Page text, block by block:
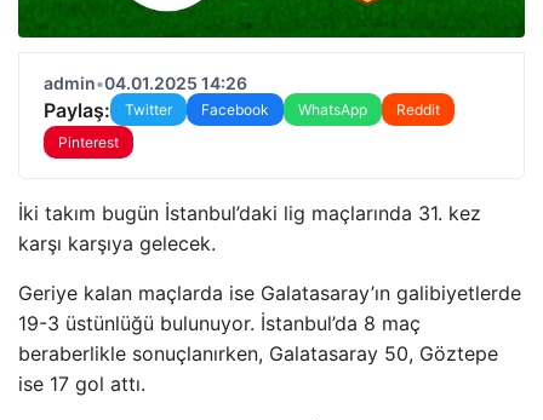
admin•04.01.2025 14:26
Paylaş: Twitter Facebook WhatsApp
Reddit
Pinterest
İki takım bugün İstanbul’daki lig maçlarında 31. kez
karşı karşıya gelecek.
Geriye kalan maçlarda ise Galatasaray’ın galibiyetlerde
19-3 üstünlüğü bulunuyor. İstanbul’da 8 maç
beraberlikle sonuçlanırken, Galatasaray 50, Göztepe
ise 17 gol attı.